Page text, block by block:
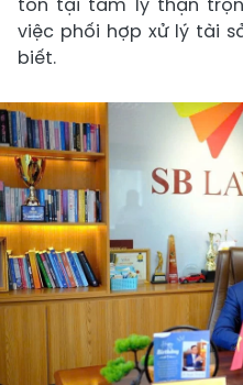
việc phối hợp xử lý tài
biết.